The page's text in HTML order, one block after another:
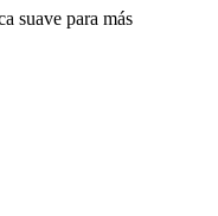
suave para más